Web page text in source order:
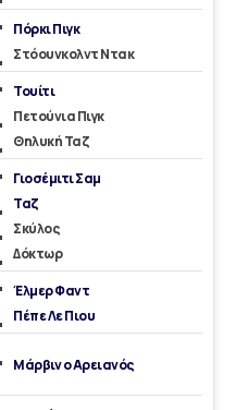
Πόρκι Πιγκ
Στόουνκολντ Ντακ
Τουίτι
Πετούνια Πιγκ
Θηλυκή Ταζ
Γιοσέμιτι Σαμ
Ταζ
Σκύλος
Δόκτωρ
Έλμερ Φαντ
Πέπε Λε Πιου
Μάρβιν ο Αρειανός